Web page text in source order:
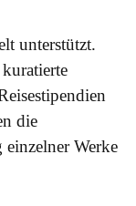
unterstützt.
die
Werke